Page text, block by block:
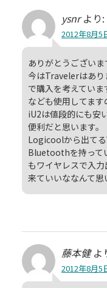
ysnr より:
2012年8月5
ありがとうございま
今はTravelerはあ
で購入を考えてい
なども使用してます
iU2は値段的にも安
便利だと思います。
Logicoolから出て
Bluetoothを持って
もワイヤレスで入
来ていいななんて思
藤本健 よ
2012年8月5